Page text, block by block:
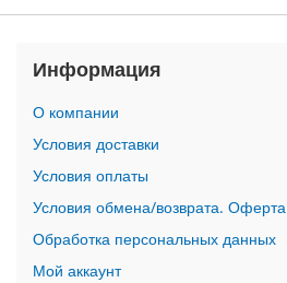
x
i
h
n
e
1
7
P
r
o
Информация
О компании
Условия доставки
Условия оплаты
Условия обмена/возврата. Оферта
Обработка персональных данных
Мой аккаунт